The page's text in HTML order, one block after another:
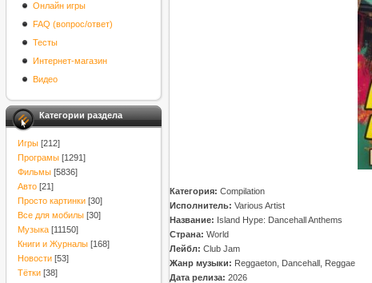
Онлайн игры
FAQ (вопрос/ответ)
Тесты
Интернет-магазин
Видео
Категории раздела
Игры [212]
Програмы [1291]
Фильмы [5836]
Авто [21]
Просто картинки [30]
Все для мобилы [30]
Музыка [11150]
Книги и Журналы [168]
Новости [53]
Тётки [38]
Категория: Compilation
Исполнитель: Various Artist
Название: Island Hype: Dancehall Anthems
Страна: World
Лейбл: Club Jam
Жанр музыки: Reggaeton, Dancehall, Reggae
Дата релиза: 2026